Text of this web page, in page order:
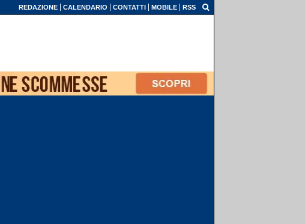
REDAZIONE CALENDARIO CONTATTI MOBILE RSS